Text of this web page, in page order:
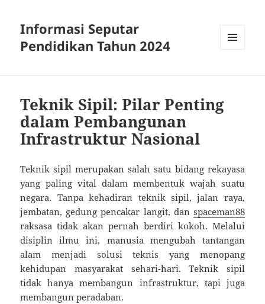
Informasi Seputar
Pendidikan Tahun 2024
Teknik Sipil: Pilar Penting
dalam Pembangunan
Infrastruktur Nasional
Teknik sipil merupakan salah satu bidang rekayasa
yang paling vital dalam membentuk wajah suatu
negara. Tanpa kehadiran teknik sipil, jalan raya,
jembatan, gedung pencakar langit, dan spaceman88
raksasa tidak akan pernah berdiri kokoh. Melalui
disiplin ilmu ini, manusia mengubah tantangan
alam menjadi solusi teknis yang menopang
kehidupan masyarakat sehari-hari. Teknik sipil
tidak hanya membangun infrastruktur, tapi juga
membangun peradaban.